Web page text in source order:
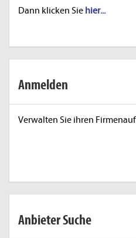
Dann klicken Sie hier...
Anmelden
Verwalten Sie ihren
Anbieter Suche